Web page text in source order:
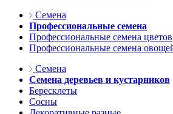
Семена
Профессиональные семена
Профессиональные семена цветов
Профессиональные семена
Семена
Семена деревьев и кустарников
Бересклеты
Сосны